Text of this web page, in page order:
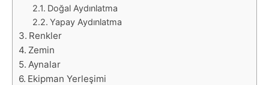
Doğal Aydınlatma
Yapay Aydınlatma
Renkler
Zemin
Aynalar
Ekipman Yerleşimi